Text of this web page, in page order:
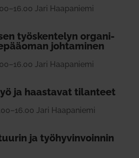
Jari Haa­pa­niemi
työs­ken­telyn orga­ni­
joh­ta­minen
Jari Haa­pa­niemi
ja haas­tavat tilanteet
Jari Haa­pa­niemi
ja työ­hy­vin­voinnin